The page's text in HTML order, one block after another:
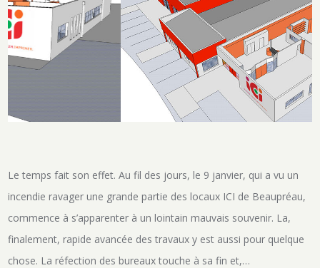
Le temps fait son effet. Au fil des jours, le 9 janvier, qui a vu un
incendie ravager une grande partie des locaux ICI de Beaupréau,
commence à s’apparenter à un lointain mauvais souvenir. La,
finalement, rapide avancée des travaux y est aussi pour quelque
chose. La réfection des bureaux touche à sa fin et,…